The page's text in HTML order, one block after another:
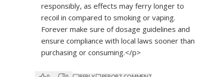
responsibly, as effects may ferry longer to
recoil in compared to smoking or vaping.
Forever make sure of dosage guidelines and
ensure compliance with local laws sooner than
purchasing or consuming.</p>